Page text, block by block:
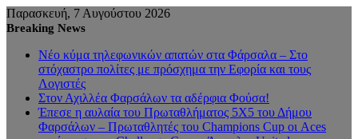
Παρασκευή, 7 Αυγούστου 2026
Breaking News
Νέο κύμα τηλεφωνικών απατών στα Φάρσαλα – Στο
στόχαστρο πολίτες με πρόσχημα την Εφορία και τους
Λογιστές
Στον Αχιλλέα Φαρσάλων τα αδέρφια Φούσα!
Έπεσε η αυλαία του Πρωταθλήματος 5Χ5 του Δήμου
Φαρσάλων – Πρωταθλητές του Champions Cup οι Aces